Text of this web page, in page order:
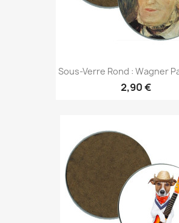
Sous-Verre Rond : Wagner
2,90 €